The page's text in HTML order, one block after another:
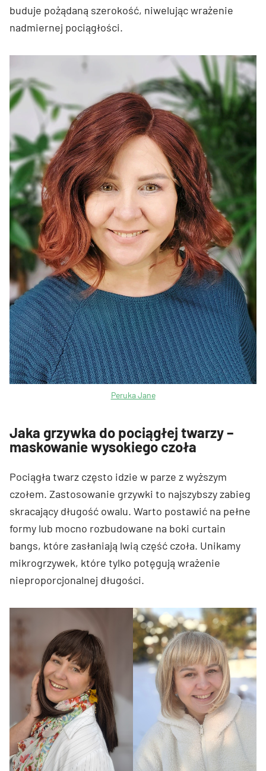
buduje pożądaną szerokość, niwelując wrażenie
nadmiernej pociągłości.
Peruka Jane
Jaka grzywka do pociągłej twarzy –
maskowanie wysokiego czoła
Pociągła twarz często idzie w parze z wyższym
czołem. Zastosowanie grzywki to najszybszy zabieg
skracający długość owalu. Warto postawić na pełne
formy lub mocno rozbudowane na boki curtain
bangs, które zasłaniają lwią część czoła. Unikamy
mikrogrzywek, które tylko potęgują wrażenie
nieproporcjonalnej długości.